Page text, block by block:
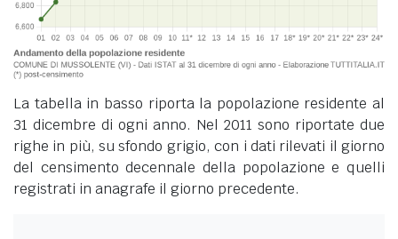
La tabella in basso riporta la popolazione residente al
31 dicembre di ogni anno. Nel 2011 sono riportate due
righe in più, su sfondo grigio, con i dati rilevati il giorno
del censimento decennale della popolazione e quelli
registrati in anagrafe il giorno precedente.